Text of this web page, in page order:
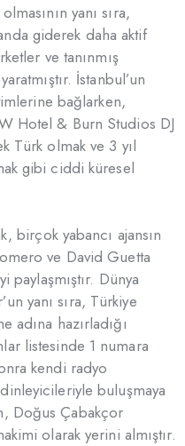
yanı sıra,
giderek daha aktif
ve tanınmış
İstanbul’un
bağlarken,
Hotel & Burn Studios DJ
Türk olmak ve 3 yıl
gibi ciddi küresel
birçok yabancı ajansın
ve David Guetta
paylaşmıştır. Dünya
yanı sıra, Türkiye
adına hazırladığı
listesinde 1 numara
kendi radyo
buluşmaya
Doğus Çabakçor
olarak yerini almıştır.